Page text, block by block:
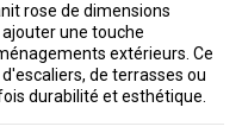
rose de dimensions
une touche
extérieurs. Ce
de terrasses ou
durabilité et esthétique.